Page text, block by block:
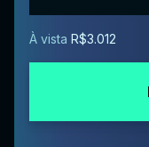
À vista R$3.012